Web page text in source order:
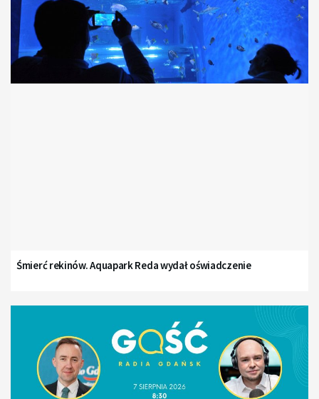
Śmierć rekinów. Aquapark Reda wydał oświadczenie